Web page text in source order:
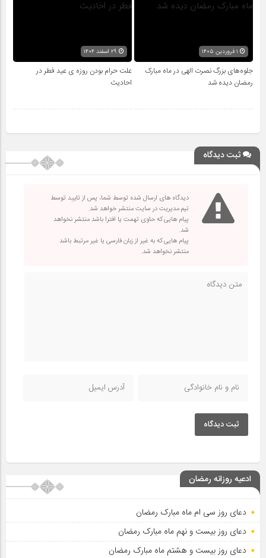
جلوه‌های بزرگ نصرت الهی در ماه مبارک
رمضان دیده شد
علت حرام بودن روزه ی عید فطر در
احادیث
ثبت دیدگاه
دیدگاه های ارسال شده توسط شما، پس از تایید توسط
تیم مدیریت در سایت منتشر خواهد شد.
پیام هایی که حاوی تهمت یا افترا باشد منتشر نخواهد
شد.
پیام هایی که به غیر از زبان فارسی یا غیر مرتبط باشد
منتشر نخواهد شد.
ثبت دیدگاه
ادعیه روزانه رمضان
دعای روز سی ام ماه مبارک رمضان
دعای روز بیست و نهم ماه مبارک رمضان
دعای روز بیست و هشتم ماه مبارک رمضان